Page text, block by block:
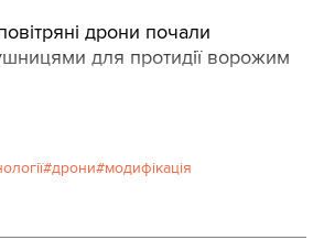
дрони почали
для протидії ворожим
дрони модифікація